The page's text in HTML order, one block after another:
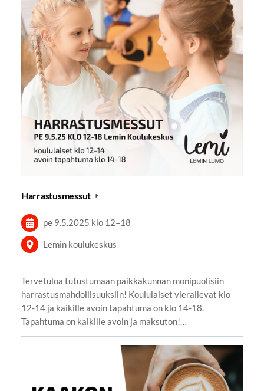
Harrastusmessut
pe 9.5.2025 klo 12–18
Lemin koulukeskus
Tervetuloa tutustumaan paikkakunnan monipuolisiin
harrastusmahdollisuuksiin! Koululaiset vierailevat klo
12-14 ja kaikille avoin tapahtuma on klo 14-18.
Tapahtuma on kaikille avoin ja maksuton!…